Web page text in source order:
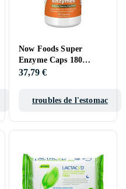
Now Foods Super
Enzyme Caps 180
kapslar
37,79 €
troubles de l'estomac